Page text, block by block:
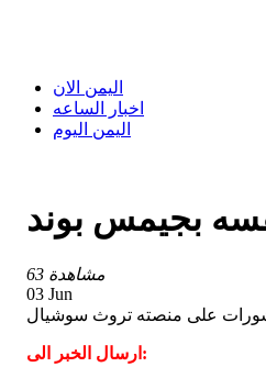
اليمن الان
اخبار الساعه
اليمن اليوم
63 مشاهدة
03 Jun
على منصته تروث سوشيال
ارسال الخبر الى: